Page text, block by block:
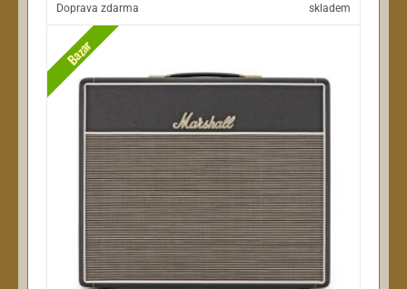
Doprava zdarma skladem
Bazar